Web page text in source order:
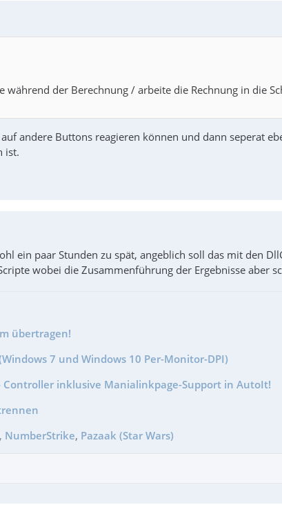
der Berechnung / arbeite die Rechnung in die
andere Buttons reagieren können und dann seperat
ist.
ein paar Stunden zu spät, angeblich soll das mit den
wobei die Zusammenführung der Ergebnisse aber
übertragen!
7 und Windows 10 Per-Monitor-DPI)
Controller inklusive Manialinkpage-Support in AutoIt!
, NumberStrike, Pazaak (Star Wars)